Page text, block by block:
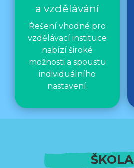
a vzdělávání
Řešení vhodné pro
vzdělávací instituce
nabízí široké
možnosti a spoustu
individuálního
nastavení.
ŠKOLA